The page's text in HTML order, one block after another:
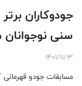
جودوکاران
سنی
1401/11/13
مسابقات جودو